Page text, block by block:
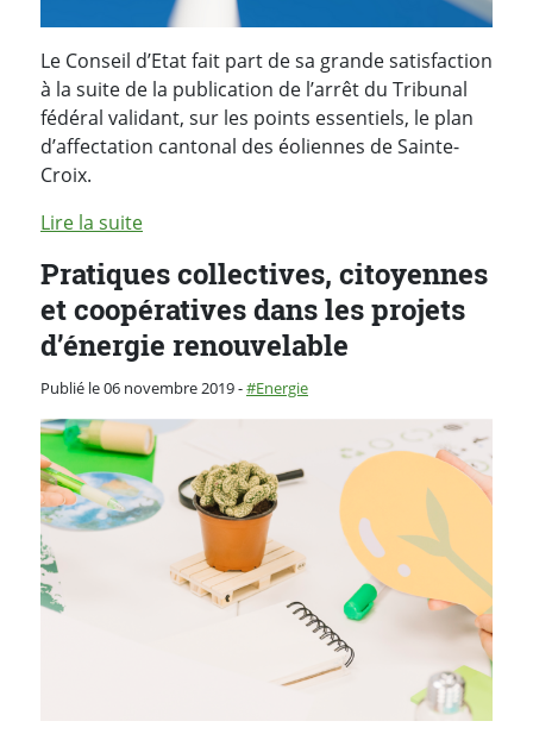
Le Conseil d’Etat fait part de sa grande satisfaction
à la suite de la publication de l’arrêt du Tribunal
fédéral validant, sur les points essentiels, le plan
d’affectation cantonal des éoliennes de Sainte-
Croix.
Lire la suite
Pratiques collectives, citoyennes
et coopératives dans les projets
d’énergie renouvelable
Publié le 06 novembre 2019-Catégorie :
Energie